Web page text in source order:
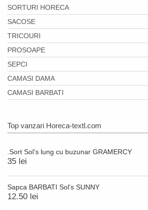
SORTURI HORECA
SACOSE
TRICOURI
PROSOAPE
SEPCI
CAMASI DAMA
CAMASI BARBATI
Top vanzari Horeca-textl.com
.Sort Sol’s lung cu buzunar GRAMERCY
35 lei
Sapca BARBATI Sol’s SUNNY
12.50 lei